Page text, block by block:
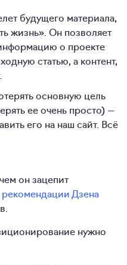
будущего материала,
жизнь». Он позволяет
о проекте
статью, а контент,
основную цель
ее очень просто) —
его на наш сайт. Всё
он зацепит
рекомендации Дзена
нужно